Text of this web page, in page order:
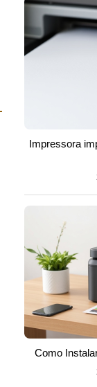
Impressora
Como